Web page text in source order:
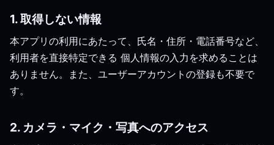
1. 取得しない情報
本アプリの利用にあたって、氏名・住所・電話番号など、
利用者を直接特定できる 個人情報の入力を求めることは
ありません。また、ユーザーアカウントの登録も不要で
す。
2. カメラ・マイク・写真へのアクセス